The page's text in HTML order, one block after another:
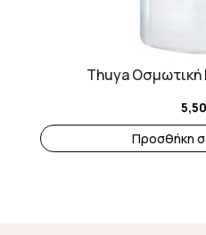
Thuya Οσμωτική
5,50
Προσθήκη